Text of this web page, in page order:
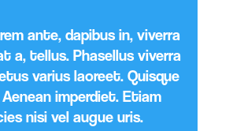
ante, dapibus in, viverra
a, tellus. Phasellus viverra
varius laoreet. Quisque
imperdiet. Etiam
nisi vel augue uris.